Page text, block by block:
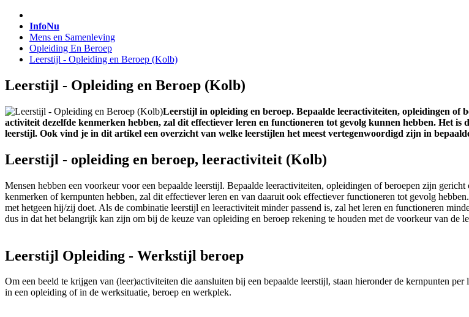
InfoNu
Mens en Samenleving
Opleiding En Beroep
Leerstijl - Opleiding en Beroep (Kolb)
Leerstijl - Opleiding en Beroep (Kolb)
Leerstijl in opleiding en beroep. Bepaalde leeractiviteiten, opleidingen of
activiteit dezelfde kenmerken hebben, zal dit effectiever leren en functioneren tot gevolg kunnen hebben. Het
leerstijl. Ook vind je in dit artikel een overzicht van welke leerstijlen het meest vertegenwoordigd zijn in
Leerstijl - opleiding en beroep, leeractiviteit (Kolb)
Mensen hebben een voorkeur voor een bepaalde leerstijl. Bepaalde leeractiviteiten, opleidingen of beroepen zijn
kenmerken of kernpunten hebben, zal dit effectiever leren en van daaruit ook effectiever functioneren tot gevolg
met hetgeen hij/zij doet. Als de combinatie leerstijl en leeractiviteit minder passend is, zal het leren en functioneren
dus in dat het belangrijk kan zijn om bij de keuze van opleiding en beroep rekening te houden met de voorkeur van de
Leerstijl Opleiding - Werkstijl beroep
Om een beeld te krijgen van (leer)activiteiten die aansluiten bij een bepaalde leerstijl, staan hieronder de kernpunten
in een opleiding of in de werksituatie, beroep en werkplek.